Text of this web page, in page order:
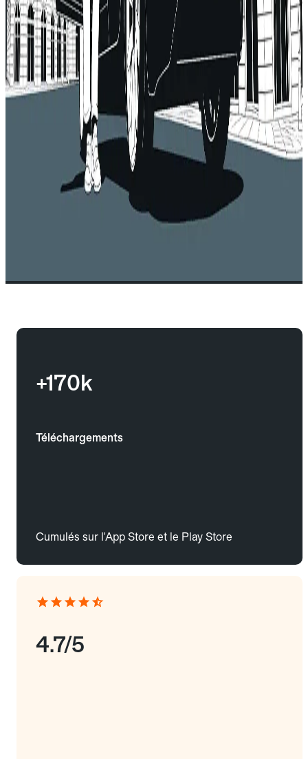
+170k
Téléchargements
Cumulés sur l'App Store et le Play Store
4.7/5